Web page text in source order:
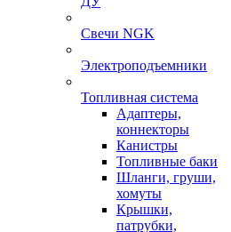
Свечи NGK
Электроподъемники
Топливная система
Адаптеры,
коннекторы
Канистры
Топливные баки
Шланги, груши,
хомуты
Крышки,
патрубки,